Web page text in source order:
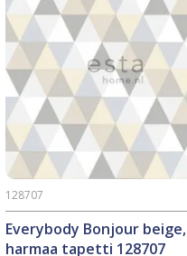
Everybody Bonjour beige,
harmaa tapetti 128707
128707